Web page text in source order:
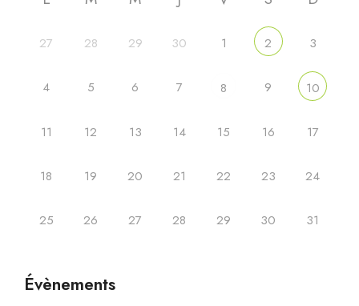
27 28 29 30 1 2 3
4 5 6 7 8 9 10
11 12 13 14 15 16 17
18 19 20 21 22 23 24
25 26 27 28 29 30 31
Évènements